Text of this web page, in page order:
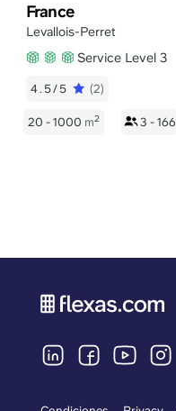
France
Levallois-Perret
Service Level 3
4.5/5 (2)
20 - 1000 m2 3 - 166